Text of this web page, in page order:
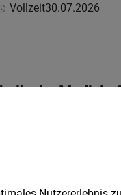
Vollzeit30.07.2026
Medizin